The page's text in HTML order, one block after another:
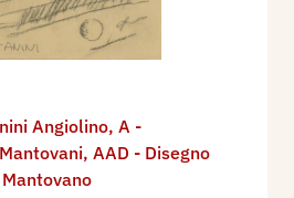
Angiolino, A -
, AAD - Disegno
Mantovano